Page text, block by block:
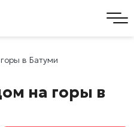
в Батуми
на горы в